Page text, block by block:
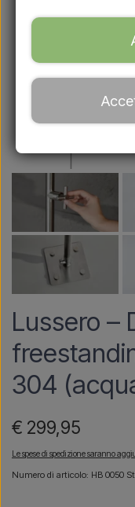
Lussero –
304
€ 299,95
Le spese di spedizione saranno
Numero di articolo: HB 0050